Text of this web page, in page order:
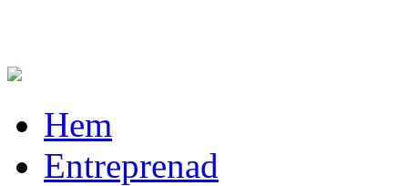
Hem
Entreprenad